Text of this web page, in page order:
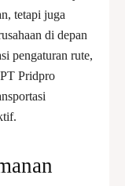
tetapi juga
di depan
pengaturan rute,
Pridpro